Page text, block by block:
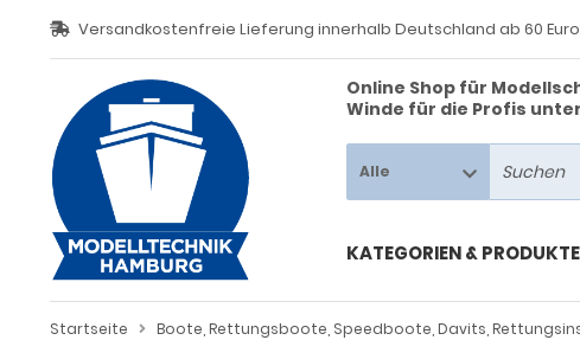
Versandkostenfreie Lieferung innerhalb Deutschland ab 60 Euro
Online Shop für
Winde für die Profis
Alle
KATEGORIEN & PRODUKTE
Startseite Boote, Rettungsboote, Speedboote, Davits,
Alles anzeigen aus Ladekräne, Luken,
Alles anzeigen aus Poller, Klüsen, Klampen
Alles anzeigen aus Treppen, Leitern, Landgänge
Niedergänge